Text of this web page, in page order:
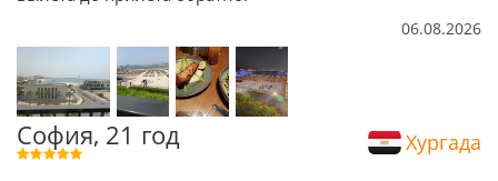
06.08.2026
София, 21 год Хургада